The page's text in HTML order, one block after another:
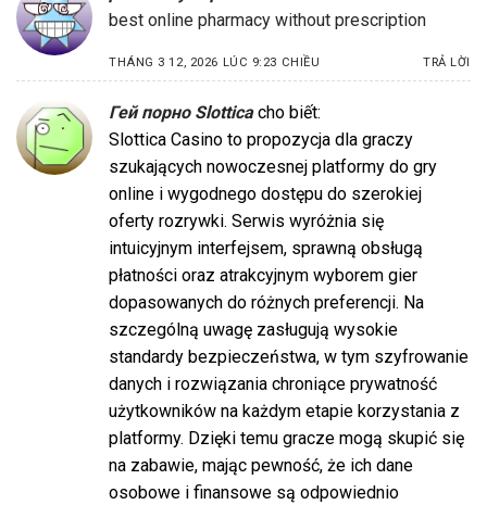
best online pharmacy without prescription
THÁNG 3 12, 2026 LÚC 9:23 CHIỀU TRẢ LỜI
Гей порно Slottica cho biết:
Slottica Casino to propozycja dla graczy
szukających nowoczesnej platformy do gry
online i wygodnego dostępu do szerokiej
oferty rozrywki. Serwis wyróżnia się
intuicyjnym interfejsem, sprawną obsługą
płatności oraz atrakcyjnym wyborem gier
dopasowanych do różnych preferencji. Na
szczególną uwagę zasługują wysokie
standardy bezpieczeństwa, w tym szyfrowanie
danych i rozwiązania chroniące prywatność
użytkowników na każdym etapie korzystania z
platformy. Dzięki temu gracze mogą skupić się
na zabawie, mając pewność, że ich dane
osobowe i finansowe są odpowiednio